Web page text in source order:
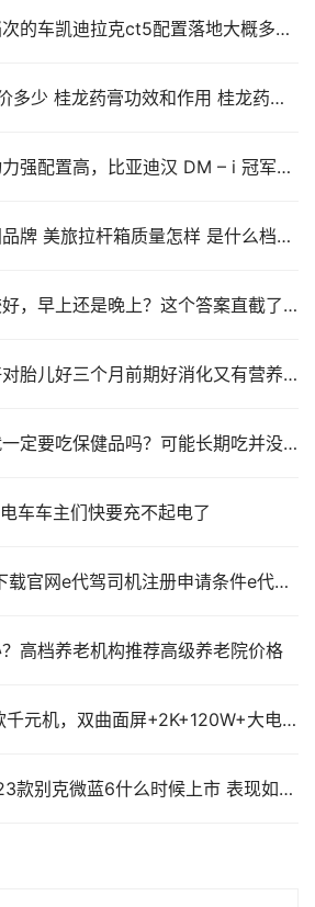
凯迪拉克ct5配置落地大概多少钱凯迪拉克官网
桂龙药膏功效和作用 桂龙药膏官方网站
置高，比亚迪汉 DM – i 冠军版 / DM – p战神版
箱质量怎样 是什么档次 美旅拉杆箱和外交官拉杆箱哪个好
，早上还是晚上？这个答案直截了当
三个月前期好消化又有营养孕妇不能吃什么水果
要吃保健品吗？可能长期吃并没有好处
车车主们快要充不起电了
网e代驾司机注册申请条件e代驾收费标准
高档养老机构推荐高级养老院价格
，双曲面屏+2K+120W+大电池，低至1399元
别克微蓝6什么时候上市 表现如何？